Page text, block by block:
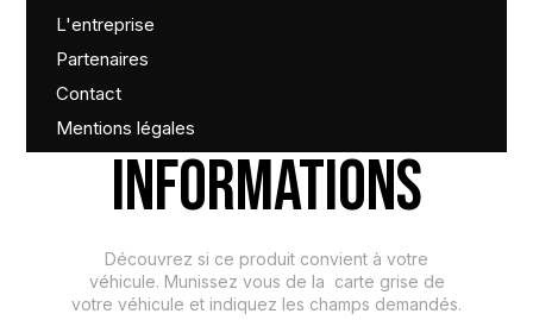
L'entreprise
Partenaires
Contact
Mentions légales
INFORMATIONS
Découvrez si ce produit convient à votre
véhicule. Munissez vous de la carte grise de
votre véhicule et indiquez les champs demandés.